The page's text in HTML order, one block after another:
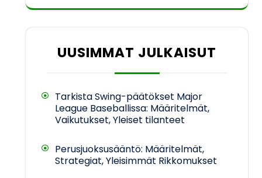
UUSIMMAT JULKAISUT
Tarkista Swing-päätökset Major
League Baseballissa: Määritelmät,
Vaikutukset, Yleiset tilanteet
Perusjuoksusääntö: Määritelmät,
Strategiat, Yleisimmät Rikkomukset